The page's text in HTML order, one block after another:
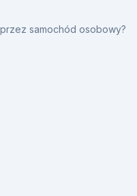
samochód osobowy?